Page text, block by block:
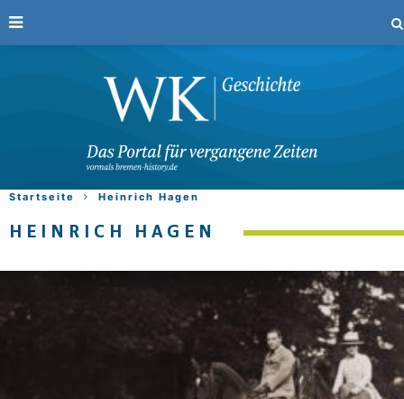
Startseite Heinrich Hagen
HEINRICH HAGEN